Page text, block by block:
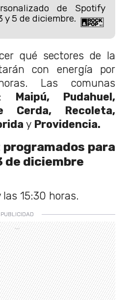
de Spotify
y 5 de diciembre.
qué sectores de la
con energía por
Las comunas
Maipú, Pudahuel,
Cerda, Recoleta,
y Providencia.
para
de diciembre
15:30 horas.